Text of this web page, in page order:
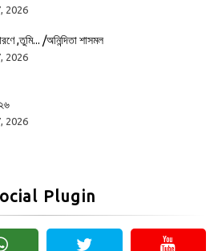
2026
,তুমি... /অনিন্দিতা শাসমল
2026
2026
Plugin